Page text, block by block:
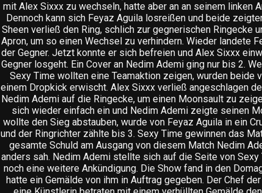
mit Alex Sixxx zu wechseln, hatte aber an an seinem linken
Dennoch kann sich Feyaz Aguila losreißen und beide
Sheen verließ den Ring, schlich zur gegnerischen Ringecke
Apron, um so einen Wechsel zu verhindern. Wieder landete
der Gegner. Jetzt konnte er sich befreien und Alex Sixxx
Gegner losgeht. Ein Cover an Nedim Ademi ging nur bis 2.
Sexy Time wollten eine Teamaktion zeigen, wurden beide
einem Dropkick erwischt. Alex Sixxx verließ angeschlagen
Nedim Ademi auf die Ringecke, um einen Moonsault zu
sich wieder einfach ein und Nedim Ademi zeigte seinen
wollte den Sieg abstauben, wurde von Feyaz Aguila in ein
und der Ringrichter zählte bis 3. Sexy Time gewinnen das
gesamte Schuld am Ausgang von diesem Match Nedim
anders sah. Nedim Ademi stellte sich auf die Seite von Sexy
noch eine weitere Ankündigung. Die Show fand in den
hatte ein Gemälde von ihm in Auftrag gegeben. Der Chef